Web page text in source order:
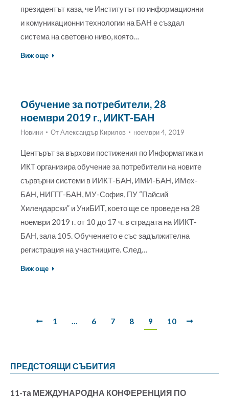
президентът каза, че Институтът по информационни
и комуникационни технологии на БАН е създал
система на световно ниво, която…
Виж още
Обучение за потребители, 28
ноември 2019 г., ИИКТ-БАН
Новини ОтАлександър Кирилов ноември 4, 2019
Центърът за върхови постижения по Информатика и
ИКТ организира обучение за потребители на новите
сървърни системи в ИИКТ-БАН, ИМИ-БАН, ИМех-
БАН, НИГГГ-БАН, МУ-София, ПУ “Пайсий
Хилендарски” и УниБИТ, което ще се проведе на 28
ноември 2019 г. от 10 до 17 ч. в сградата на ИИКТ-
БАН, зала 105. Обучението е със задължителна
регистрация на участниците. След…
Виж още
1 … 6 7 8 9 10
ПРЕДСТОЯЩИ СЪБИТИЯ
11-та МЕЖДУНАРОДНА КОНФЕРЕНЦИЯ ПО